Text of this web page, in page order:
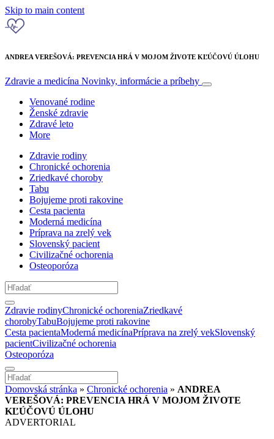
Skip to main content
ANDREA VEREŠOVÁ: PREVENCIA HRÁ V MOJOM ŽIVOTE KĽÚČOVÚ ÚLOHU
Zdravie a medicína Novinky, informácie a príbehy
Venované rodine
Ženské zdravie
Zdravé leto
More
Zdravie rodiny
Chronické ochorenia
Zriedkavé choroby
Tabu
Bojujeme proti rakovine
Cesta pacienta
Moderná medicína
Príprava na zrelý vek
Slovenský pacient
Civilizačné ochorenia
Osteoporóza
Zdravie rodinyChronické ochoreniaZriedkavé
chorobyTabuBojujeme proti rakovine
Cesta pacientaModerná medicínaPríprava na zrelý vekSlovenský
pacientCivilizačné ochorenia
Osteoporóza
Domovská stránka » Chronické ochorenia » ANDREA
VEREŠOVÁ: PREVENCIA HRÁ V MOJOM ŽIVOTE
KĽÚČOVÚ ÚLOHU
ADVERTORIAL